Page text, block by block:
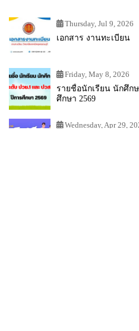
Thursday, Jul 9, 2026
เอกสาร งานทะเบียน
Friday, May 8, 2026
รายชื่อนักเรียน นักศึก
ศึกษา 2569
Wednesday, Apr 29,